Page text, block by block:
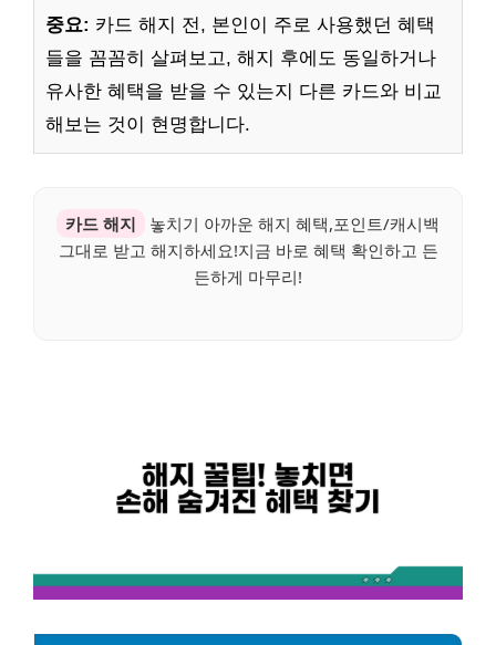
중요: 카드 해지 전, 본인이 주로 사용했던 혜택
들을 꼼꼼히 살펴보고, 해지 후에도 동일하거나
유사한 혜택을 받을 수 있는지 다른 카드와 비교
해보는 것이 현명합니다.
카드 해지
놓치기 아까운 해지 혜택,포인트/캐시백
그대로 받고 해지하세요!지금 바로 혜택 확인하고 든
든하게 마무리!